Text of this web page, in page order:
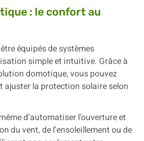
: le confort au
équipés de systèmes
simple et intuitive. Grâce à
domotique, vous pouvez
ajuster la protection solaire selon
d’automatiser l’ouverture et
du vent, de l’ensoleillement ou de